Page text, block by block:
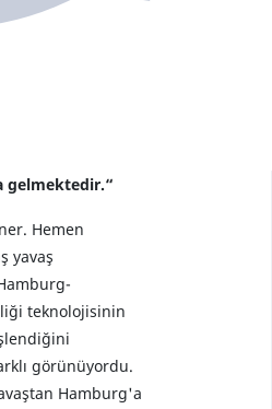
gelmektedir.“
Hemen
yavaş
teknolojisinin
görünüyordu.
Hamburg'a